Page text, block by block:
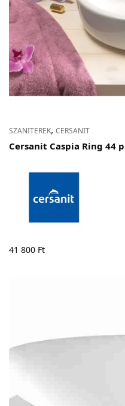
SZANITEREK, CERSANIT
Cersanit Caspia Ring 44
41 800 Ft